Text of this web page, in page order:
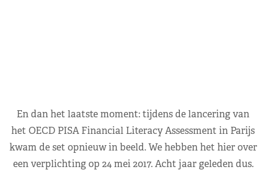
En dan het laatste moment: tijdens de lancering van
het OECD PISA Financial Literacy Assessment in Parijs
kwam de set opnieuw in beeld. We hebben het hier over
een verplichting op 24 mei 2017. Acht jaar geleden dus.